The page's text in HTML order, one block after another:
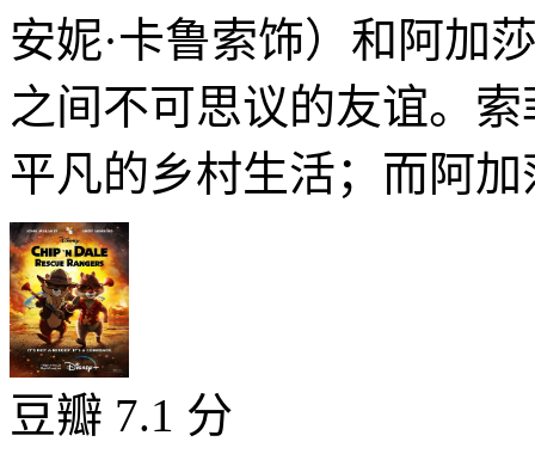
安妮·卡鲁索饰）和阿加
之间不可思议的友谊。
平凡的乡村生活；而阿
豆瓣 7.1 分